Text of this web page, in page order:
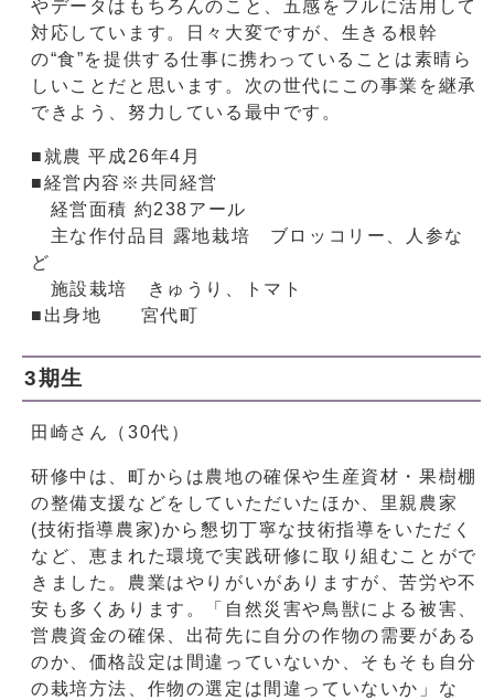
やデータはもちろんのこと、五感をフルに活用して
対応しています。日々大変ですが、生きる根幹
の“食”を提供する仕事に携わっていることは素晴ら
しいことだと思います。次の世代にこの事業を継承
できよう、努力している最中です。
■就農 平成26年4月
■経営内容※共同経営
経営面積 約238アール
主な作付品目 露地栽培 ブロッコリー、人参な
ど
施設栽培 きゅうり、トマト
■出身地 宮代町
3期生
田崎さん（30代）
研修中は、町からは農地の確保や生産資材・果樹棚
の整備支援などをしていただいたほか、里親農家
(技術指導農家)から懇切丁寧な技術指導をいただく
など、恵まれた環境で実践研修に取り組むことがで
きました。農業はやりがいがありますが、苦労や不
安も多くあります。「自然災害や鳥獣による被害、
営農資金の確保、出荷先に自分の作物の需要がある
のか、価格設定は間違っていないか、そもそも自分
の栽培方法、作物の選定は間違っていないか」な